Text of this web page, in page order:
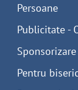
Persoane
Publicitate -
Pentru